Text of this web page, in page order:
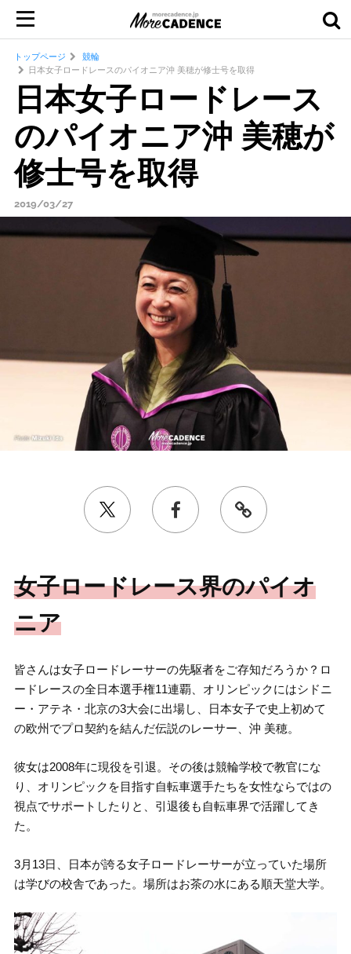
トップページ
競輪
日本女子ロードレースのパイオニア沖 美穂が修士号を取得
日本女子ロードレース
のパイオニア沖 美穂が
修士号を取得
2019/03/27
女子ロードレース界のパイオ
ニア
皆さんは女子ロードレーサーの先駆者をご存知だろうか？ロ
ードレースの全日本選手権11連覇、オリンピックにはシドニ
ー・アテネ・北京の3大会に出場し、日本女子で史上初めて
の欧州でプロ契約を結んだ伝説のレーサー、沖 美穂。
彼女は2008年に現役を引退。その後は競輪学校で教官にな
り、オリンピックを目指す自転車選手たちを女性ならではの
視点でサポートしたりと、引退後も自転車界で活躍してき
た。
3月13日、日本が誇る女子ロードレーサーが立っていた場所
は学びの校舎であった。場所はお茶の水にある順天堂大学。